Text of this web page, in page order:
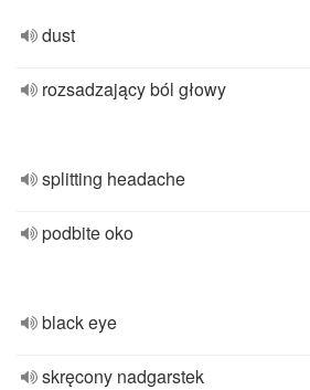
dust
rozsadzający ból głowy
splitting headache
podbite oko
black eye
skręcony nadgarstek